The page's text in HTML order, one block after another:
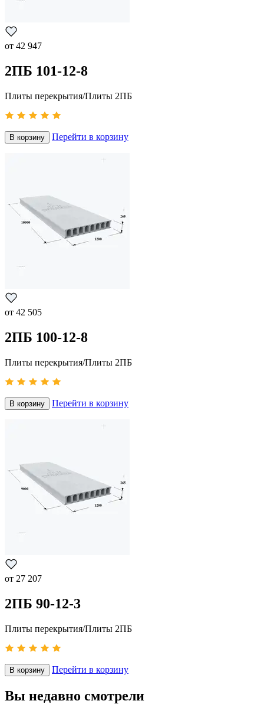
от 42 947
2ПБ 101-12-8
Плиты перекрытия/Плиты 2ПБ
В корзину Перейти в корзину
от 42 505
2ПБ 100-12-8
Плиты перекрытия/Плиты 2ПБ
В корзину Перейти в корзину
от 27 207
2ПБ 90-12-3
Плиты перекрытия/Плиты 2ПБ
В корзину Перейти в корзину
Вы недавно смотрели